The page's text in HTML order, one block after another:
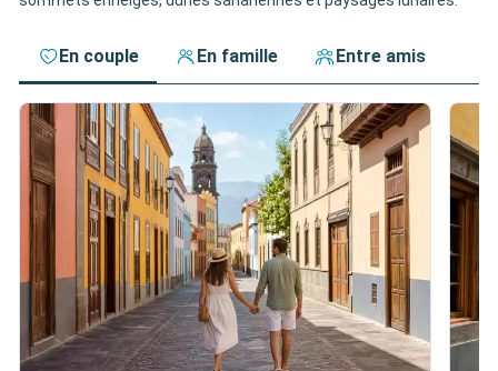
En couple En famille Entre amis